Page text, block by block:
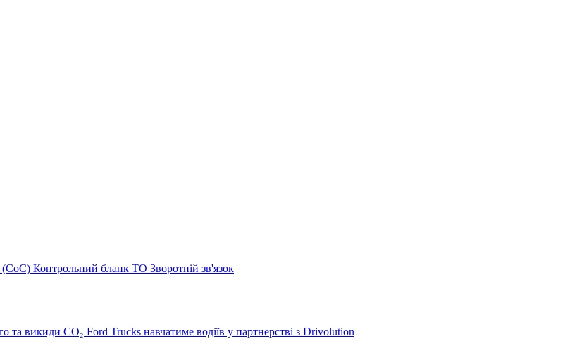
(CoC) Контрольний бланк ТО Зворотній зв'язок
та викиди CO₂ Ford Trucks навчатиме водіїв у партнерстві з Drivolution